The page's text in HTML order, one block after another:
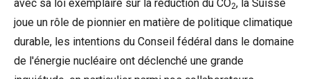
avec sa loi exemplaire sur la réduction du CO2, la Suisse
joue un rôle de pionnier en matière de politique climatique
durable, les intentions du Conseil fédéral dans le domaine
de l'énergie nucléaire ont déclenché une grande